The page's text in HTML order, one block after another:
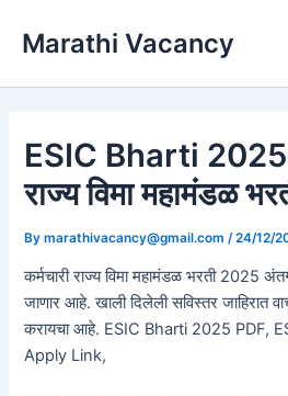
Marathi Vacancy
ESIC Bharti 2025
राज्य विमा महामंडळ
Bymarathivacancy@gmail.com /24/12/
कर्मचारी राज्य विमा महामंडळ भरती 2025
जाणार आहे. खाली दिलेली सविस्तर जाहिरात
करायचा आहे. ESIC Bharti 2025 PDF,
Apply Link,